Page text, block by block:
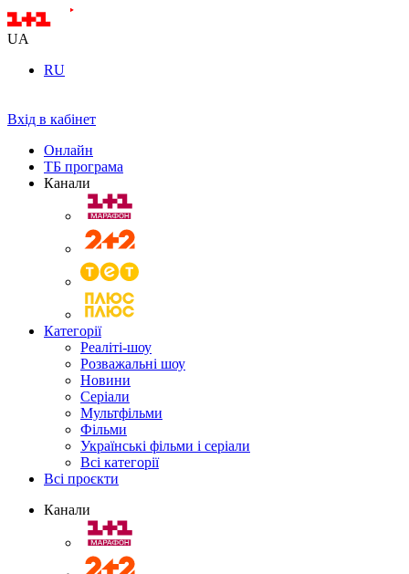
UA
RU
Вхід в кабінет
Онлайн
ТБ програма
Канали
Категорії
Реаліті-шоу
Розважальні шоу
Новини
Серіали
Мультфільми
Фільми
Українські фільми і серіали
Всі категорії
Всі проєкти
Канали